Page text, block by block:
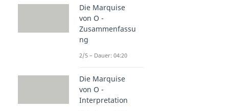
Die Marquise
von O -
Zusammenfassu
ng
2/5 – Dauer: 04:20
Die Marquise
von O -
Interpretation